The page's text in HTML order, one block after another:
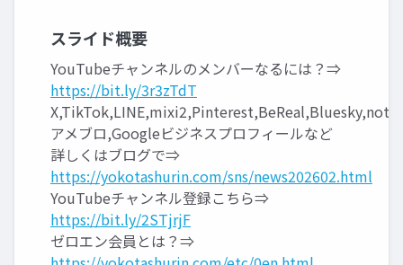
スライド概要
YouTubeチャンネルのメンバーなるには？⇒
https://bit.ly/3r3zTdT
アメブロ,Googleビジネスプロフィールなど
詳しくはブログで⇒
https://yokotashurin.com/sns/news202602.html
YouTubeチャンネル登録こちら⇒
https://bit.ly/2STjrjF
ゼロエン会員とは？⇒